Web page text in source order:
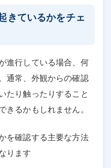
きているかをチェ
進行している場合、何
通常、外観からの確認
たり触ったりすること
きるかもしれません。
を確認する主要な方法
ります